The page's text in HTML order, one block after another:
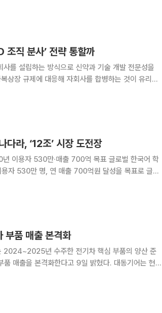
서 사상 첫 연간
직 분사’ 전략 통할까
를 설립하는 방식으로 신약과 기술 개발 전문성을
상장 규제에 대응해 자회사를 합병하는 것이 유리하
라테온’과 ‘아첼라’를
라, ‘12조’ 시장 도전장
530만·매출 700억 목표 글로벌 한국어 학
자 530만 명, 연 매출 700억원 달성을 목표로 글로
부품 매출 본격화
2024~2025년 수주한 전기차 핵심 부품의 양산 준
본격화한다고 9일 밝혔다. 대동기어는 현재
을 신규 구축 중